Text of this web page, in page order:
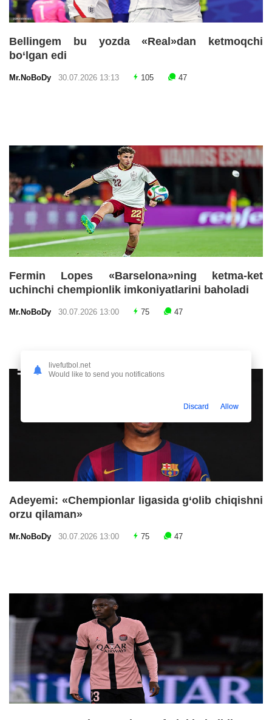
Bellingem bu yozda «Real»dan ketmoqchi
bo‘lgan edi
Mr.NoBoDy 30.07.2026 13:13 105 47
Fermin Lopes «Barselona»ning ketma-ket
uchinchi chempionlik imkoniyatlarini baholadi
Mr.NoBoDy 30.07.2026 13:00 75 47
Adeyemi: «Chempionlar ligasida g‘olib chiqishni
orzu qilaman»
Mr.NoBoDy 30.07.2026 13:00 75 47
livefutbol.net
Would like to send you notifications
Discard Allow